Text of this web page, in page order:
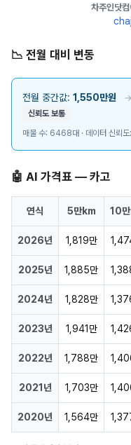
차주인닷컴
📉 전월 대비 변동
전월 중간값: 1,550만원 →
신뢰도 보통
매물 수: 6468대 · 데이터 신뢰도
🤖 AI 가격표 — 카고
연식 5만km 10
2026년 1,819만
2025년 1,885만
2024년 1,828만
2023년 1,941만
2022년 1,788만
2021년 1,703만
2020년 1,564만